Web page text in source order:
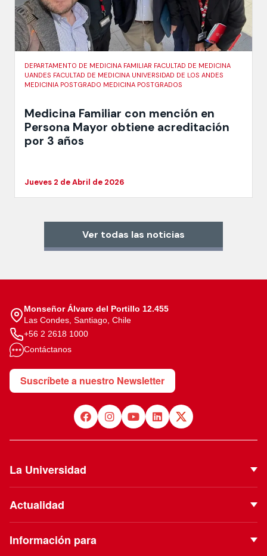
DEPARTAMENTO DE MEDICINA FAMILIAR FACULTAD DE MEDICINA
UANDES FACULTAD DE MEDICINA UNIVERSIDAD DE LOS ANDES
MEDICINIA POSTGRADO MEDICINA POSTGRADOS
Medicina Familiar con mención en
Persona Mayor obtiene acreditación
por 3 años
Jueves 2 de Abril de 2026
Ver todas las noticias
Monseñor Álvaro del Portillo 12.455
Las Condes, Santiago, Chile
+56 2 2618 1000
Contáctanos
Suscríbete a nuestro Newsletter
La Universidad
Proyecto Institucional
Actualidad
Información para